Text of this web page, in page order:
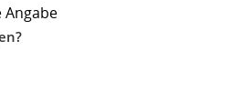
Angabe